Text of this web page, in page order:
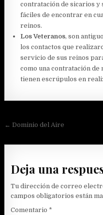
contratación de sicarios y
fáciles de encontrar en
reinos.
Los Veteranos, son
los contactos que
servicio de sus reinos
como una contratación
tienen escrúpulos en
Navegación
de
← Dominio del Aire
Deja una
Tu dirección de correo
campos obligatorios están
Comentario *